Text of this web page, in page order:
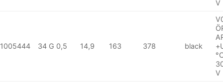
V
1005444 34 G 0,5 14,9 163 378 black
V